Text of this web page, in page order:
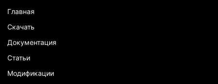
Главная
Скачать
Документация
Статьи
Модификации